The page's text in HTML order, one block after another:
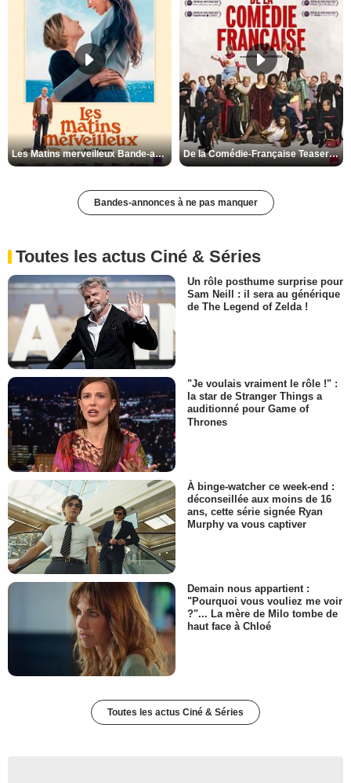
Les Matins merveilleux Bande-annonce VF De la Comédie-Française Teaser VF
Bandes-annonces à ne pas manquer
Toutes les actus Ciné & Séries
Un rôle posthume surprise pour
Sam Neill : il sera au générique
de The Legend of Zelda !
"Je voulais vraiment le rôle !" :
la star de Stranger Things a
auditionné pour Game of
Thrones
À binge-watcher ce week-end :
déconseillée aux moins de 16
ans, cette série signée Ryan
Murphy va vous captiver
Demain nous appartient :
"Pourquoi vous vouliez me voir
?"... La mère de Milo tombe de
haut face à Chloé
Toutes les actus Ciné & Séries